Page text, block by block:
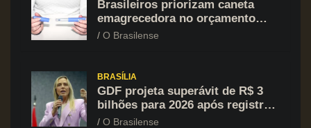
Brasileiros priorizam caneta
emagrecedora no orçamento
mesmo em situação de aperto
O Brasilense
BRASÍLIA
GDF projeta superávit de R$ 3
bilhões para 2026 após registrar
recuo no déficit
O Brasilense